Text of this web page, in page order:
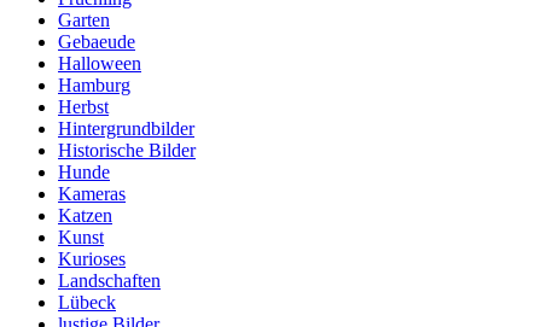
Garten
Gebaeude
Halloween
Hamburg
Herbst
Hintergrundbilder
Historische Bilder
Hunde
Kameras
Katzen
Kunst
Kurioses
Landschaften
Lübeck